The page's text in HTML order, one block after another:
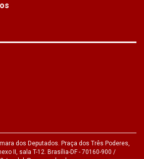
dos Deputados. Praça dos Três Poderes,
II, sala T-12. Brasília-DF - 70160-900 /